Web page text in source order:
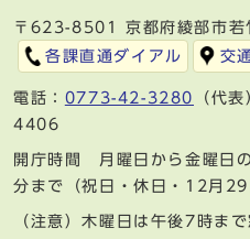
〒623-8501 京都府綾部市若
各課直通ダイアル
交
電話： 0773-42-3280
（代
4406
開庁時間 月曜日から金曜日
分まで（祝日・休日・12月29
（注意）木曜日は午後7時ま